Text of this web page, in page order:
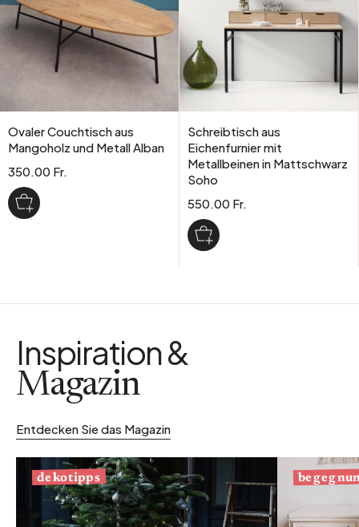
Ovaler Couchtisch aus
Mangoholz und Metall Alban
350.00 Fr.
Schreibtisch aus
Eichenfurnier mit
Metallbeinen in Mattschwarz
Soho
550.00 Fr.
Inspiration &
Magazin
Entdecken Sie das Magazin
dekotipps